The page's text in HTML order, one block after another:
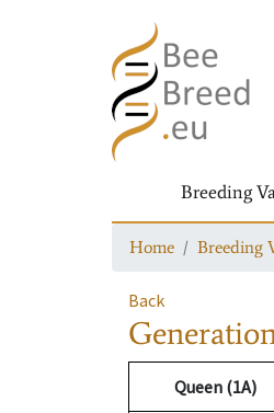
Breeding
Home Breeding
Back
Queen (1A)